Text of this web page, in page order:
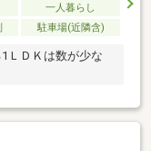
一人暮らし
駐車場(近隣含)
ＬＤＫは数が少な